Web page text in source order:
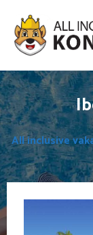
naar
inhoud
All inclusive